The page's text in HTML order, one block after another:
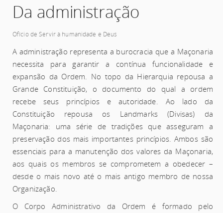
Da administração
Ofício de Servir à humanidade e Deus
A administração representa a burocracia que a Maçonaria
necessita para garantir a contínua funcionalidade e
expansão da Ordem. No topo da Hierarquia repousa a
Grande Constituição, o documento do qual a ordem
recebe seus princípios e autoridade. Ao lado da
Constituição repousa os Landmarks (Divisas) da
Maçonaria: uma série de tradições que asseguram a
preservação dos mais importantes princípios. Ambos são
essenciais para a manutenção dos valores da Maçonaria,
aos quais os membros se comprometem a obedecer –
desde o mais novo até o mais antigo membro de nossa
Organização.
O Corpo Administrativo da Ordem é formado pelo